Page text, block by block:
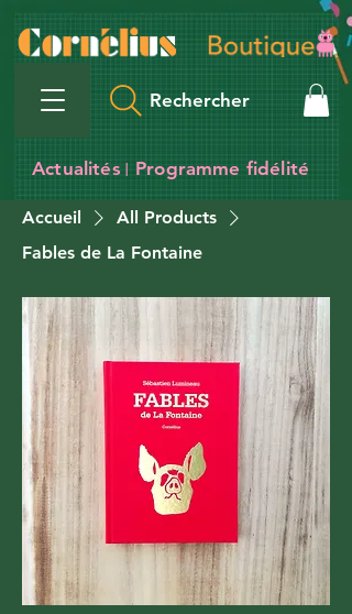
Rechercher
Programme fidélité
Actualités I
Accueil
All Products
Fables de La Fontaine